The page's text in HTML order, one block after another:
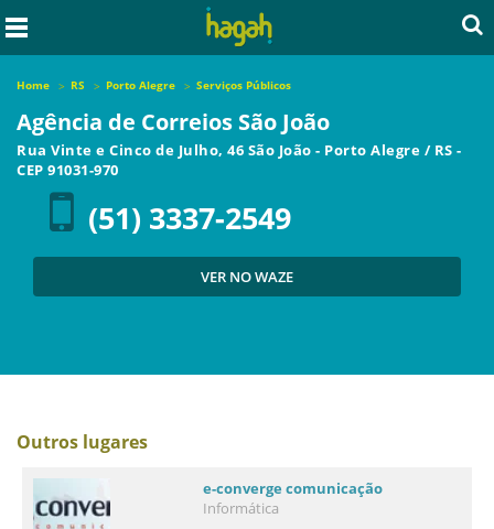
Home RS Porto Alegre Serviços Públicos
Agência de Correios São João
Rua Vinte e Cinco de Julho, 46 São João - Porto Alegre / RS -
CEP 91031-970
(51) 3337-2549
VER NO WAZE
Outros lugares
e-converge comunicação
Informática